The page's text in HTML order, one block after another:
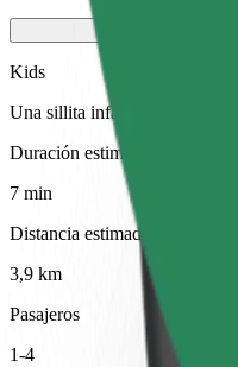
Kids
Una sillita infantil con arnés
Duración estimada del viaje
7 min
Distancia estimada
3,9 km
Pasajeros
1-4